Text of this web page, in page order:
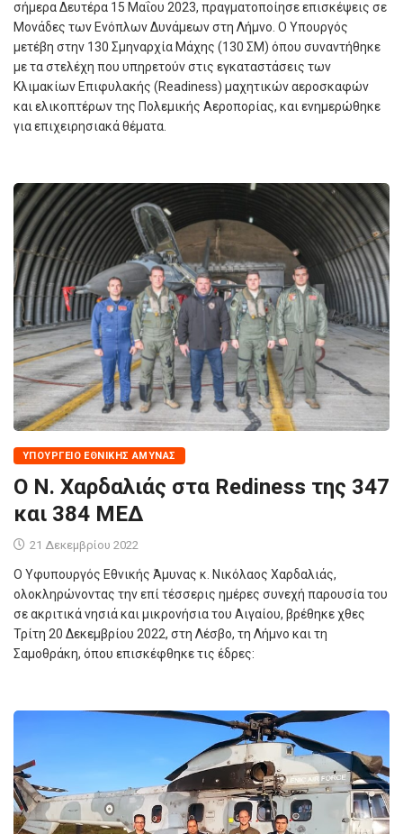
σήμερα Δευτέρα 15 Μαΐου 2023, πραγματοποίησε επισκέψεις σε
Μονάδες των Ενόπλων Δυνάμεων στη Λήμνο. Ο Υπουργός
μετέβη στην 130 Σμηναρχία Μάχης (130 ΣΜ) όπου συναντήθηκε
με τα στελέχη που υπηρετούν στις εγκαταστάσεις των
Κλιμακίων Επιφυλακής (Readiness) μαχητικών αεροσκαφών
και ελικοπτέρων της Πολεμικής Αεροπορίας, και ενημερώθηκε
για επιχειρησιακά θέματα.
ΥΠΟΥΡΓΕΊΟ ΕΘΝΙΚΉΣ ΆΜΥΝΑΣ
Ο Ν. Χαρδαλιάς στα Rediness της 347
και 384 ΜΕΔ
21 Δεκεμβρίου 2022
Ο Υφυπουργός Εθνικής Άμυνας κ. Νικόλαος Χαρδαλιάς,
ολοκληρώνοντας την επί τέσσερις ημέρες συνεχή παρουσία του
σε ακριτικά νησιά και μικρονήσια του Αιγαίου, βρέθηκε χθες
Τρίτη 20 Δεκεμβρίου 2022, στη Λέσβο, τη Λήμνο και τη
Σαμοθράκη, όπου επισκέφθηκε τις έδρες: